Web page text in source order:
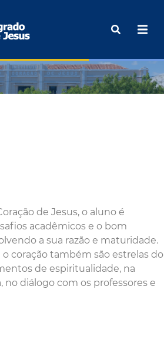
principal
efetuar a pesquisa
de Jesus, o aluno é
acadêmicos e o bom
a sua razão e maturidade.
o coração também são estrelas do
de espiritualidade, na
no diálogo com os professores e